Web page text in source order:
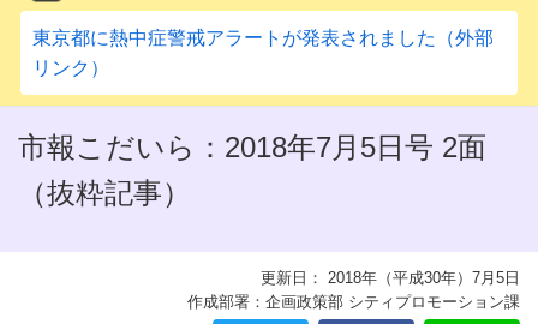
東京都に熱中症警戒アラートが発表されました（外部
リンク）
市報こだいら：2018年7月5日号 2面
（抜粋記事）
更新日： 2018年（平成30年）7月5日
作成部署：企画政策部 シティプロモーション課